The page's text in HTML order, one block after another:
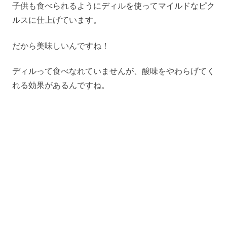
子供も食べられるようにディルを使ってマイルドなピク
ルスに仕上げています。
だから美味しいんですね！
ディルって食べなれていませんが、酸味をやわらげてく
れる効果があるんですね。